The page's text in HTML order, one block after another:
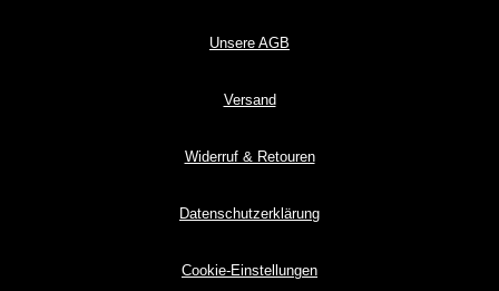
Unsere AGB
Versand
Widerruf & Retouren
Datenschutzerklärung
Cookie-Einstellungen